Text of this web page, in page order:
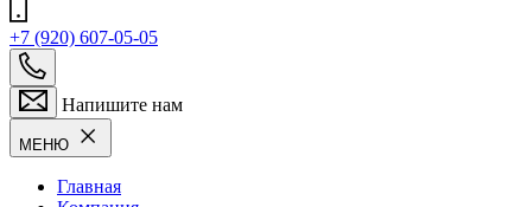
+7 (920) 607-05-05
Напишите нам
МЕНЮ
Главная